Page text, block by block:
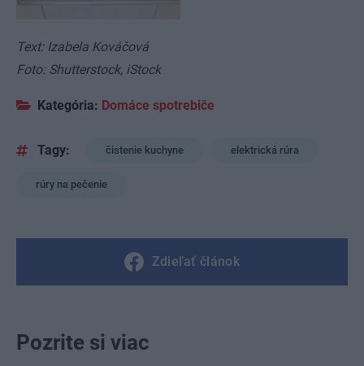
Text: Izabela Kováčová
Foto: Shutterstock, iStock
Kategória: Domáce spotrebiče
Tagy: čistenie kuchyne elektrická rúra
rúry na pečenie
Zdieľať článok
Pozrite si viac